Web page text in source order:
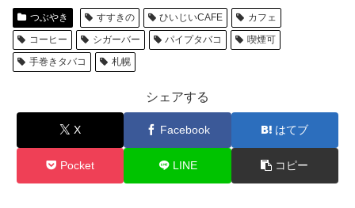
つぶやき すすきの ひいじいCAFE
カフェ
コーヒー
シガーバー パイプタバコ
喫煙可
手巻きタバコ
札幌
シェアする
X Facebook はてブ
Pocket LINE コピー